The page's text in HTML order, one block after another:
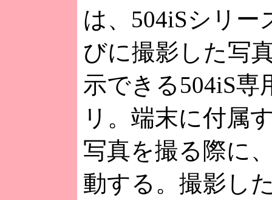
は、504iSシリー
びに撮影した写
示できる504iS専
リ。端末に付属
写真を撮る際に
動する。撮影し